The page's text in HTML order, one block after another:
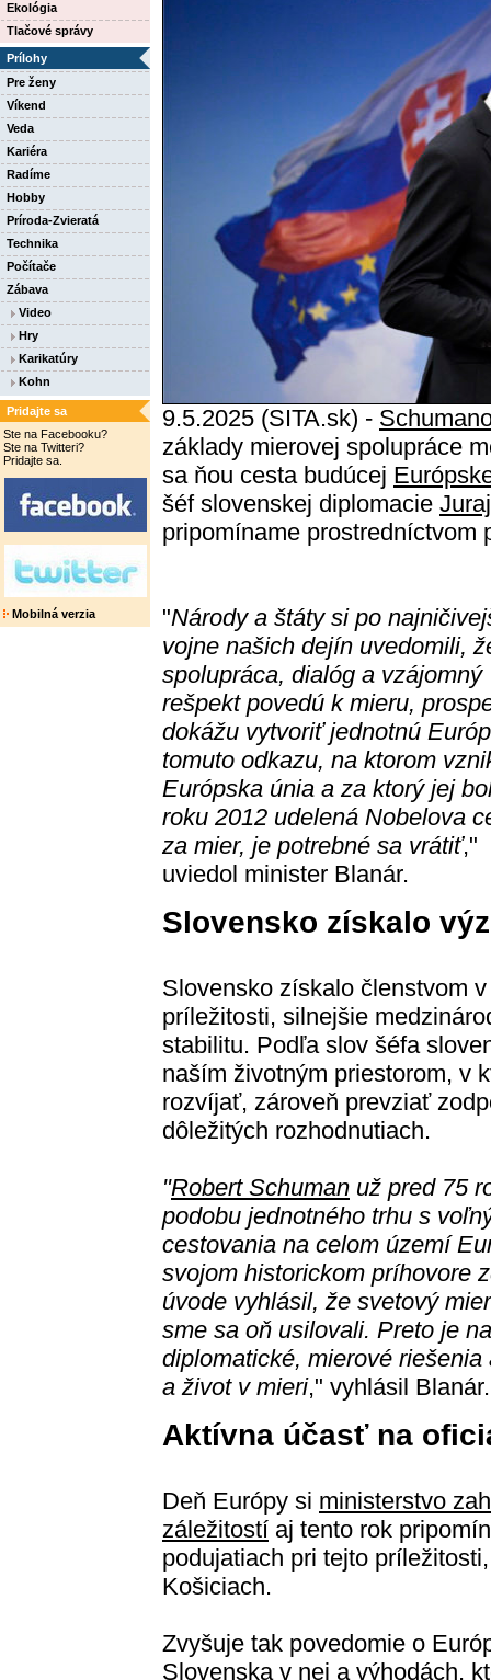
Ekológia
Tlačové správy
Prílohy
Pre ženy
Víkend
Veda
Kariéra
Radíme
Hobby
Príroda-Zvieratá
Technika
Počítače
Zábava
Video
Hry
Karikatúry
Kohn
Pridajte sa
Ste na Facebooku?
Ste na Twitteri?
Pridajte sa.
Mobilná verzia
9.5.2025 (SITA.sk) -
základy mierovej spolupráce
sa ňou cesta budúcej
šéf slovenskej diplomacie
pripomíname prostredníctvom
"Národy a štáty si po
vojne našich dejín uvedomili,
spolupráca, dialóg a vzájomný
rešpekt povedú k mieru,
dokážu vytvoriť jednotnú
tomuto odkazu, na ktorom
Európska únia a za ktorý jej
roku 2012 udelená Nobelova
za mier, je potrebné sa vrátiť,"
uviedol minister Blanár.
Slovensko získalo
Slovensko získalo členstvom
príležitosti, silnejšie
stabilitu. Podľa slov šéfa
naším životným priestorom, v
rozvíjať, zároveň prevziať
dôležitých rozhodnutiach.
"Robert Schuman už pred 75
podobu jednotného trhu s
cestovania na celom území
svojom historickom príhovore
úvode vyhlásil, že svetový
sme sa oň usilovali. Preto je
diplomatické, mierové
a život v mieri," vyhlásil Blanár.
Aktívna účasť na
Deň Európy si ministerstvo
záležitostí aj tento rok
podujatiach pri tejto
Košiciach.
Zvyšuje tak povedomie o
Slovenska v nej a výhodách,